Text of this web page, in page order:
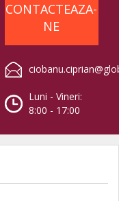
CONTACTEAZA-
NE
Luni - Vineri:
8:00 - 17:00